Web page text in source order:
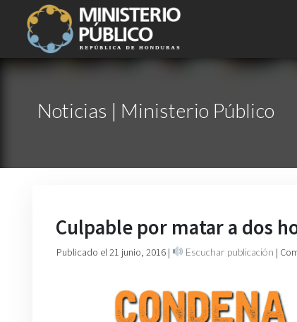
Noticias | Ministerio Público
Culpable por matar a dos
Publicado el 21 junio, 2016 | Escuchar publicación |